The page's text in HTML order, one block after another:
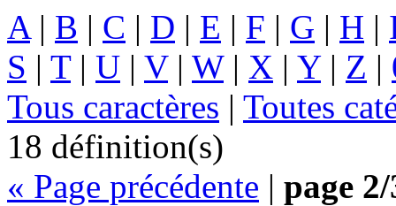
A| B | C | D | E | F | G | H |
S | T| U | V| W| X | Y| Z |
Tous caractères | Toutes
18 définition(s)
« Page précédente | page